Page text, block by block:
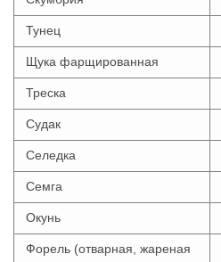
Тунец
Щука фарщированная
Треска
Судак
Селедка
Семга
Окунь
Форель (отварная, жареная